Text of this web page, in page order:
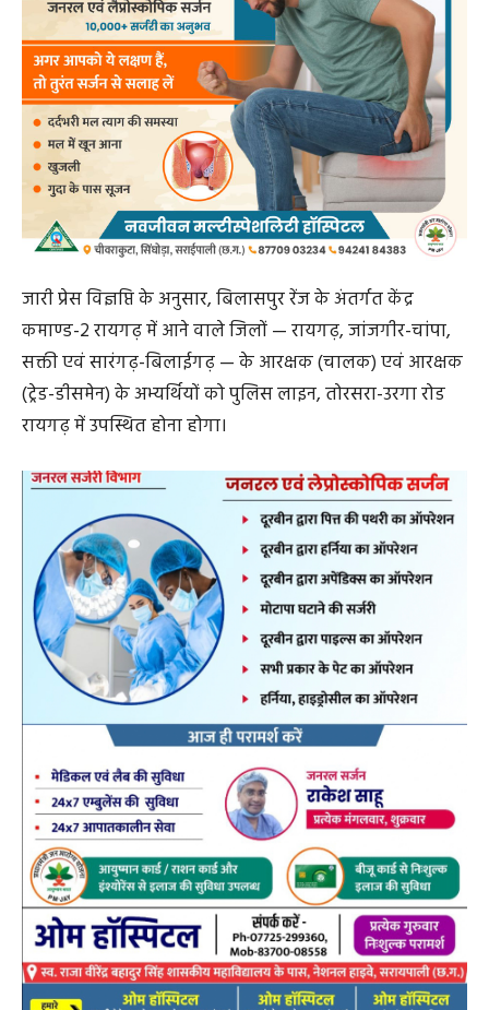
जारी प्रेस विज्ञप्ति के अनुसार, बिलासपुर रेंज के अंतर्गत केंद्र
कमाण्ड-2 रायगढ़ में आने वाले जिलों — रायगढ़, जांजगीर-चांपा,
सक्ती एवं सारंगढ़-बिलाईगढ़ — के आरक्षक (चालक) एवं आरक्षक
(ट्रेड-डीसमेन) के अभ्यर्थियों को पुलिस लाइन, तोरसरा-उरगा रोड
रायगढ़ में उपस्थित होना होगा।